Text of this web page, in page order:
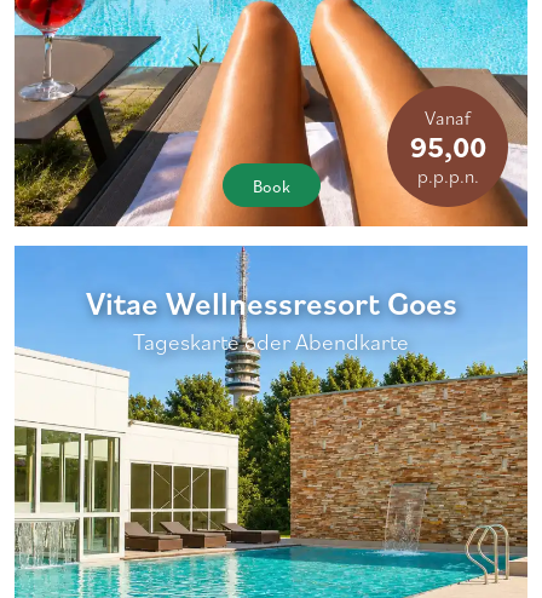
Vanaf
95,00
p.p.p.n.
Book
Vitae Wellnessresort Goes
Tageskarte oder Abendkarte